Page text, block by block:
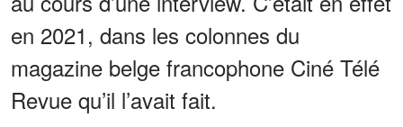
en 2021, dans les colonnes du
magazine belge francophone Ciné Télé
Revue qu’il l’avait fait.